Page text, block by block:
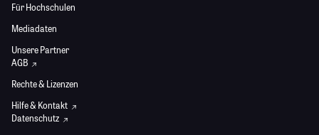
Für Hochschulen
Mediadaten
Unsere Partner
AGB
Rechte & Lizenzen
Hilfe & Kontakt
Datenschutz